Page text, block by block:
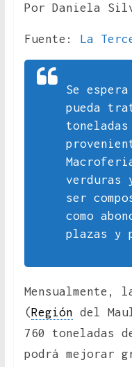
Por Daniela
Fuente: La
Se
pueda
verduras
ser
como
plazas y
Mensualmente,
(Región del
760 toneladas
podrá mejorar